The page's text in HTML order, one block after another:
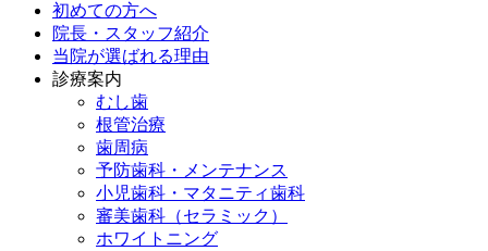
初めての方へ
院長・スタッフ紹介
当院が選ばれる理由
診療案内
むし歯
根管治療
歯周病
予防歯科・メンテナンス
小児歯科・マタニティ歯科
審美歯科（セラミック）
ホワイトニング